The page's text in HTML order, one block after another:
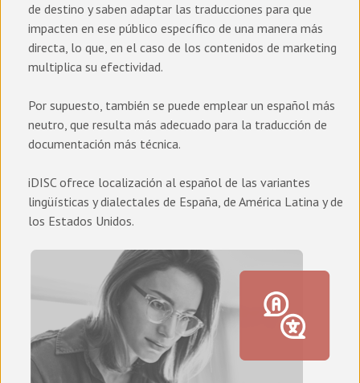
de destino y saben adaptar las traducciones para que
impacten en ese público específico de una manera más
directa, lo que, en el caso de los contenidos de marketing
multiplica su efectividad.
Por supuesto, también se puede emplear un español más
neutro, que resulta más adecuado para la traducción de
documentación más técnica.
iDISC ofrece localización al español de las variantes
lingüísticas y dialectales de España, de América Latina y de
los Estados Unidos.